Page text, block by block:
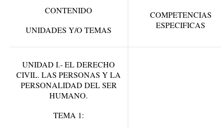
CONTENIDO
UNIDADES Y/O TEMAS
COMPETENCIAS
ESPECIFICAS
UNIDAD I.- EL DERECHO
CIVIL. LAS PERSONAS Y LA
PERSONALIDAD DEL SER
HUMANO.
TEMA 1: